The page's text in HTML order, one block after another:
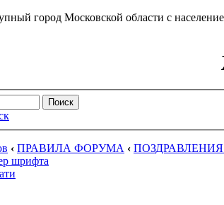
город Московской области с
‹ ПРАВИЛА ФОРУМА ‹
шрифта